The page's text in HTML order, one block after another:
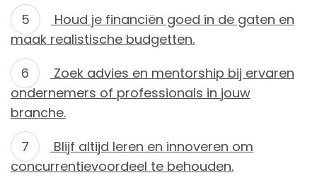
Houd je financiën goed in de gaten en
maak realistische budgetten.
Zoek advies en mentorship bij ervaren
ondernemers of professionals in jouw
branche.
Blijf altijd leren en innoveren om
concurrentievoordeel te behouden.